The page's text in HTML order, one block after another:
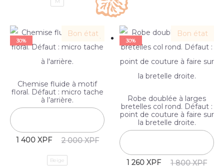
Bon état
30%
Chemise fluide à motif
floral. Défaut : micro tache
à l’arrière.
2 000XPF
1 400 XPF
Beige
Bon état
30%
Robe doublée à larges
bretelles col rond. Défaut :
point de couture à faire sur
la bretelle droite.
1 800XPF
1 260 XPF